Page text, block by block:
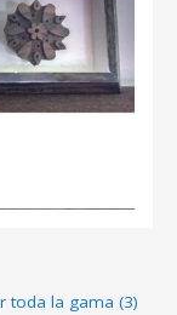
toda la gama (3)